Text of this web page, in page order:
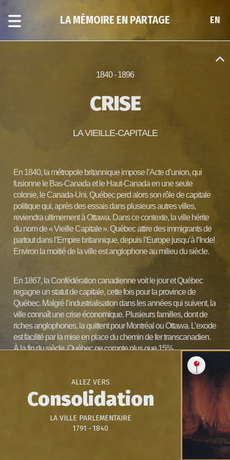
contenu
par
EN
LA MÉMOIRE EN PARTAGE
1840 - 1896
CRISE
LA VIEILLE-CAPITALE
En 1840, la métropole britannique impose l’Acte d’union, qui
fusionne le Bas-Canada et le Haut-Canada en une seule
colonie, le Canada-Uni. Québec perd alors son rôle de capitale
politique qui, après des essais dans plusieurs autres villes,
reviendra ultimement à Ottawa. Dans ce contexte, la ville hérite
du nom de « Vieille Capitale ». Québec attire des immigrants de
partout dans l’Empire britannique, depuis l’Europe jusqu’à l’Inde!
Environ la moitié de la ville est anglophone au milieu du siècle.
En 1867, la Confédération canadienne voit le jour et Québec
regagne un statut de capitale, cette fois pour la province de
Québec. Malgré l’industrialisation dans les années qui suivent, la
ville connaît une crise économique. Plusieurs familles, dont de
riches anglophones, la quittent pour Montréal ou Ottawa. L’exode
est facilité par la mise en place du chemin de fer transcanadien.
À la fin du siècle, Québec ne compte plus que 15%
1840-1889
ALLEZ VERS
Consolidation
LA VILLE PARLEMENTAIRE
1791 - 1840